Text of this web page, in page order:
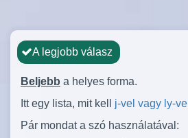
A legjobb válasz
Beljebb a helyes forma.
Itt egy lista, mit kell j-vel vagy ly-vel
Pár mondat a szó használatával: